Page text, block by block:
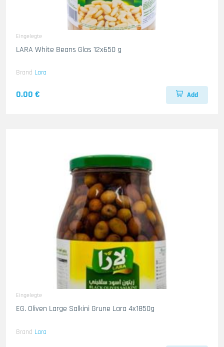
Eingelegte
LARA White Beans Glas 12x650 g
Brand Lara
0.00 € Add
Eingelegte
EG. Oliven Large Salkini Grune Lara 4x1850g
Brand Lara